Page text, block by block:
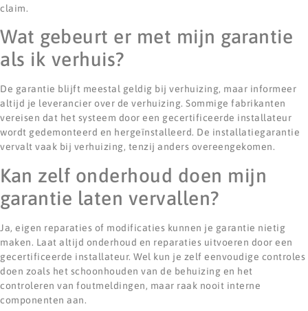
claim.
Wat gebeurt er met mijn garantie
als ik verhuis?
De garantie blijft meestal geldig bij verhuizing, maar informeer
altijd je leverancier over de verhuizing. Sommige fabrikanten
vereisen dat het systeem door een gecertificeerde installateur
wordt gedemonteerd en hergeïnstalleerd. De installatiegarantie
vervalt vaak bij verhuizing, tenzij anders overeengekomen.
Kan zelf onderhoud doen mijn
garantie laten vervallen?
Ja, eigen reparaties of modificaties kunnen je garantie nietig
maken. Laat altijd onderhoud en reparaties uitvoeren door een
gecertificeerde installateur. Wel kun je zelf eenvoudige controles
doen zoals het schoonhouden van de behuizing en het
controleren van foutmeldingen, maar raak nooit interne
componenten aan.